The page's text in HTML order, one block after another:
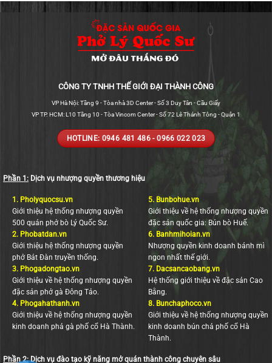
CÔNG TY TNHH THẾ GIỚI ĐẠI THÀNH CÔNG
VP Hà Nội: Tầng 9 - Tòa nhà 3D Center - Số 3 Duy Tân - Cầu Giấy
VP TP. HCM: L10 Tầng 10 - Tòa Vincom Center - Số 72 Lê Thánh Tông - Quận 1
HOTLINE: 0946 481 486 - 0966 022 023
Phần 1: Dịch vụ nhượng quyền thương hiệu
1. Pholyquocsu.vn
Giới thiệu hệ thống nhượng quyền
500 quán phở bò Lý Quốc Sư.
2. Phobatdan.vn
Giới thiệu hệ thống nhượng quyền
phở Bát Đàn truyền thống.
3. Phogadongtao.vn
Giới thiệu về hệ thống nhượng quyền
đặc sản phở gà Đông Tảo.
4. Phogahathanh.vn
Giới thiệu về hệ thống nhượng quyền
kinh doanh phả gà phố cổ Hà Thành.
5. Bunbohue.vn
Giới thiệu về hệ thống nhượng quyền
đặc sản quốc gia: Bún bò Huế.
6. Banhmihoian.vn
Nhượng quyền kinh doanh bánh mì
ngon nhất thế giới.
7. Dacsancaobang.vn
Hệ thống giới thiệu về đặc sản Cao
Bằng.
8. Bunchaphoco.vn
Giới thiệu về hệ thống nhượng quyền
kinh doanh bún chả phố cổ Hà
Thành.
Phần 2:Dịch vụ đào tạo kỹ năng mở quán thành công chuyên sâu